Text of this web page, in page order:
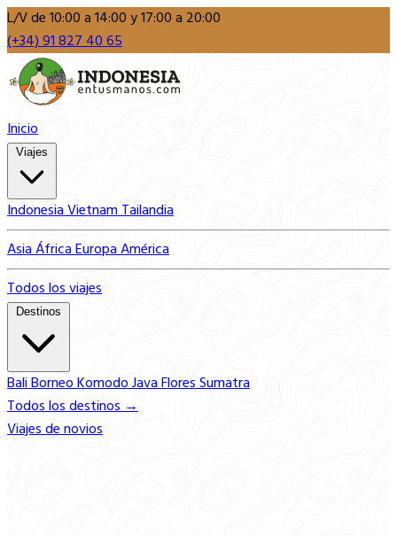
L/V de 10:00 a 14:00 y 17:00 a 20:00
(+34) 91 827 40 65
Inicio
IndonesiaVietnamTailandia
AsiaÁfricaEuropaAmérica
Todos los viajes
BaliBorneoKomodoJavaFloresSumatra
Todos los destinos →
Viajes de novios